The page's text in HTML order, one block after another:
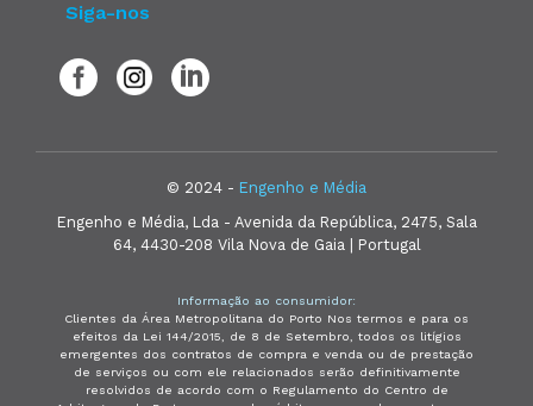
Siga-nos
© 2024 - Engenho e Média
Engenho e Média, Lda - Avenida da República, 2475, Sala
64, 4430-208 Vila Nova de Gaia | Portugal
Informação ao consumidor:
Clientes da Área Metropolitana do Porto Nos termos e para os
efeitos da Lei 144/2015, de 8 de Setembro, todos os litígios
emergentes dos contratos de compra e venda ou de prestação
de serviços ou com ele relacionados serão definitivamente
resolvidos de acordo com o Regulamento do Centro de